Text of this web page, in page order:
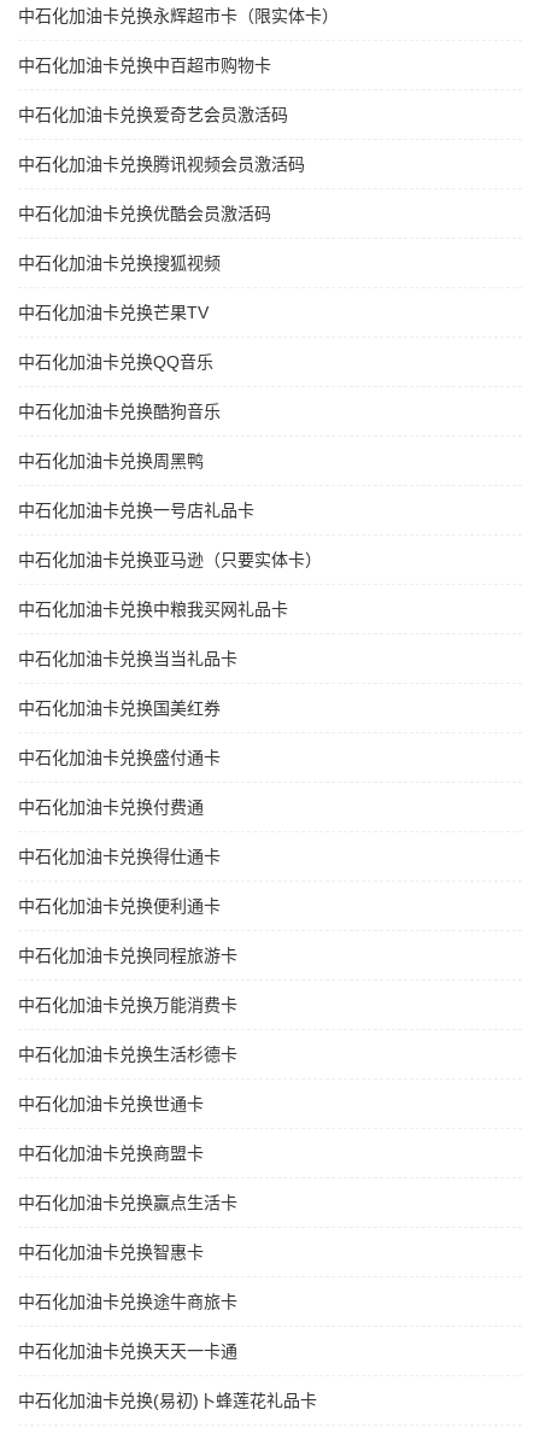
中石化加油卡兑换永辉超市卡（限实体卡）
中石化加油卡兑换中百超市购物卡
中石化加油卡兑换爱奇艺会员激活码
中石化加油卡兑换腾讯视频会员激活码
中石化加油卡兑换优酷会员激活码
中石化加油卡兑换搜狐视频
中石化加油卡兑换芒果TV
中石化加油卡兑换QQ音乐
中石化加油卡兑换酷狗音乐
中石化加油卡兑换周黑鸭
中石化加油卡兑换一号店礼品卡
中石化加油卡兑换亚马逊（只要实体卡）
中石化加油卡兑换中粮我买网礼品卡
中石化加油卡兑换当当礼品卡
中石化加油卡兑换国美红券
中石化加油卡兑换盛付通卡
中石化加油卡兑换付费通
中石化加油卡兑换得仕通卡
中石化加油卡兑换便利通卡
中石化加油卡兑换同程旅游卡
中石化加油卡兑换万能消费卡
中石化加油卡兑换生活杉德卡
中石化加油卡兑换世通卡
中石化加油卡兑换商盟卡
中石化加油卡兑换赢点生活卡
中石化加油卡兑换智惠卡
中石化加油卡兑换途牛商旅卡
中石化加油卡兑换天天一卡通
中石化加油卡兑换(易初)卜蜂莲花礼品卡